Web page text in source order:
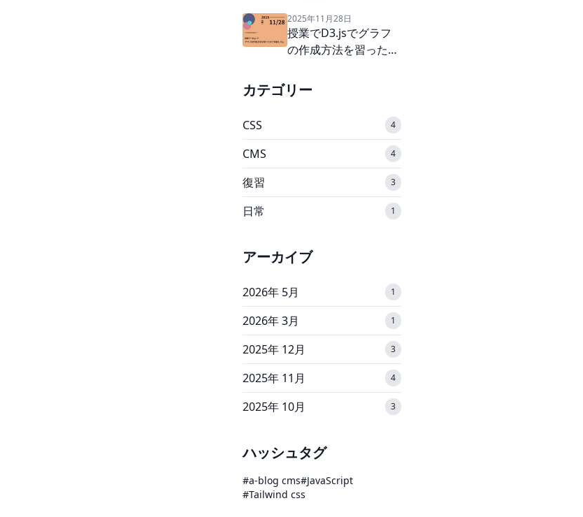
こと📚
2025年11月28日
授業でD3.jsでグラフ
の作成方法を習ったの
カテゴリー
CSS 4
CMS 4
復習 3
日常 1
アーカイブ
2026年 5月 1
2026年 3月 1
2025年 12月 3
2025年 11月 4
2025年 10月 3
ハッシュタグ
#a-blog cms#JavaScript
#Tailwind css